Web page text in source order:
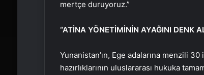
mertçe duruyoruz.”
“ATİNA YÖNETİMİNİN AYAĞINI DENK
Yunanistan’ın, Ege adalarına menzili
hazırlıklarının uluslararası hukuka